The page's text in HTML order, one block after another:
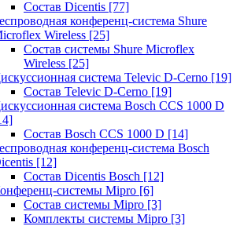
Состав Dicentis [77]
конференц-система Shure
Wireless [25]
Состав системы Shure Microflex
Wireless [25]
система Televic D-Cerno [19]
Состав Televic D-Cerno [19]
система Bosch CCS 1000 D
Состав Bosch CCS 1000 D [14]
конференц-система Bosch
[12]
Состав Dicentis Bosch [12]
системы Mipro [6]
Состав системы Mipro [3]
Комплекты системы Mipro [3]